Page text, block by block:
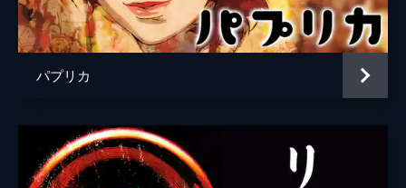
パプリカ